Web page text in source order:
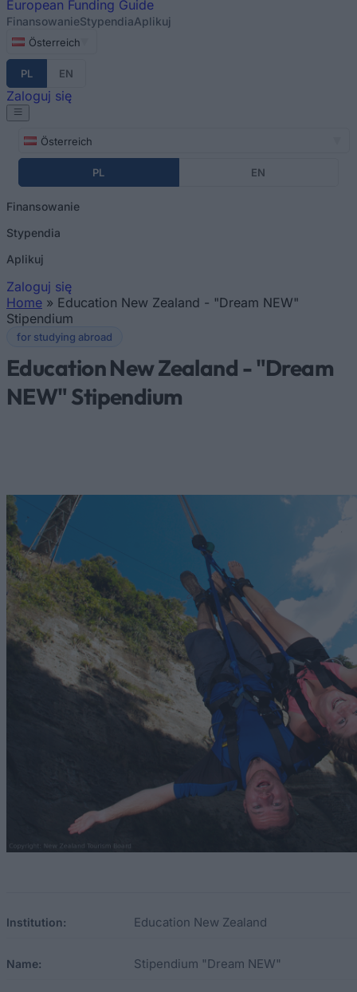
European Funding Guide
FinansowanieStypendiaAplikuj
Österreich
PL EN
Zaloguj się
Österreich
PL EN
Finansowanie
Stypendia
Aplikuj
Zaloguj się
Jesteś tutaj
Home » Education New Zealand - "Dream NEW"
Stipendium
for studying abroad
Education New Zealand - "Dream
NEW" Stipendium
Institution: Education New Zealand
Name: Stipendium "Dream NEW"